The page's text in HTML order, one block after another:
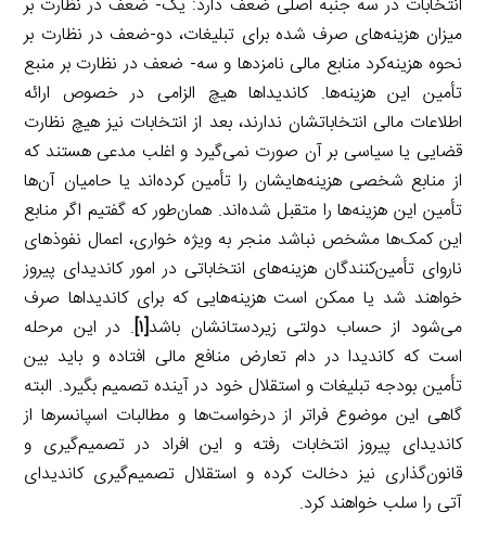
میزان هزینه‌های صرف شده برای تبلیغات، دو-ضعف در نظارت بر
نحوه هزینه‌کرد منابع مالی نامزدها و سه- ضعف در نظارت بر منبع
تأمین این هزینه‌ها. کاندیداها هیچ الزامی در خصوص ارائه
اطلاعات مالی انتخاباتشان ندارند، بعد از انتخابات نیز هیچ نظارت
قضایی یا سیاسی بر آن صورت نمی‌گیرد و اغلب مدعی هستند که
از منابع شخصی هزینه‌هایشان را تأمین کرده‌اند یا حامیان آن‌ها
تأمین این هزینه‌ها را متقبل شده‌اند. همان‌طور که گفتیم اگر منابع
این کمک‌ها مشخص نباشد منجر به ویژه خواری، اعمال نفوذهای
ناروای تأمین‌کنندگان هزینه‌های انتخاباتی در امور کاندیدای پیروز
خواهند شد یا ممکن است هزینه‌هایی که برای کاندیداها صرف
می‌شود از حساب دولتی زیردستانشان باشد[۱] . در این مرحله
است که کاندیدا در دام تعارض منافع مالی افتاده و باید بین
تأمین بودجه تبلیغات و استقلال خود در آینده تصمیم بگیرد. البته
گاهی این موضوع فراتر از درخواست‌ها و مطالبات اسپانسرها از
کاندیدای پیروز انتخابات رفته و این افراد در تصمیم‌گیری و
قانون‌گذاری نیز دخالت کرده و استقلال تصمیم‌گیری کاندیدای
آتی را سلب خواهند کرد.